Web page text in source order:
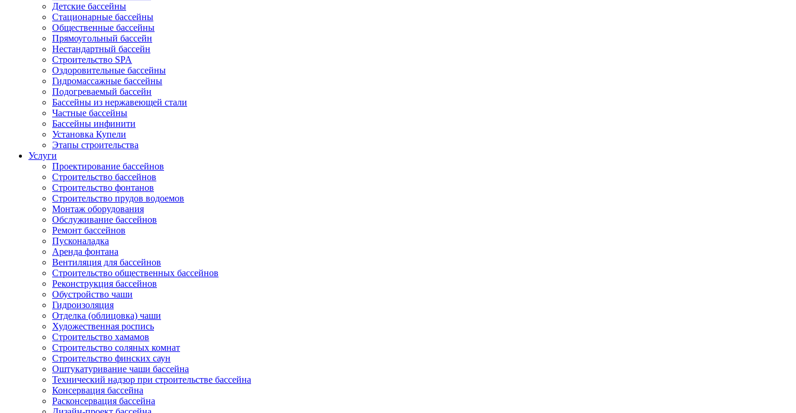
Детские бассейны
Стационарные бассейны
Общественные бассейны
Прямоугольный бассейн
Нестандартный бассейн
Строительство SPA
Оздоровительные бассейны
Гидромассажные бассейны
Подогреваемый бассейн
Бассейны из нержавеющей стали
Частные бассейны
Бассейны инфинити
Установка Купели
Этапы строительства
Услуги
Проектирование бассейнов
Строительство бассейнов
Строительство фонтанов
Строительство прудов водоемов
Монтаж оборудования
Обслуживание бассейнов
Ремонт бассейнов
Пусконаладка
Аренда фонтана
Вентиляция для бассейнов
Строительство общественных бассейнов
Реконструкция бассейнов
Обустройство чаши
Гидроизоляция
Отделка (облицовка) чаши
Художественная роспись
Строительство хамамов
Строительство соляных комнат
Строительство финских саун
Оштукатуривание чаши бассейна
Технический надзор при строительстве бассейна
Консервация бассейна
Расконсервация бассейна